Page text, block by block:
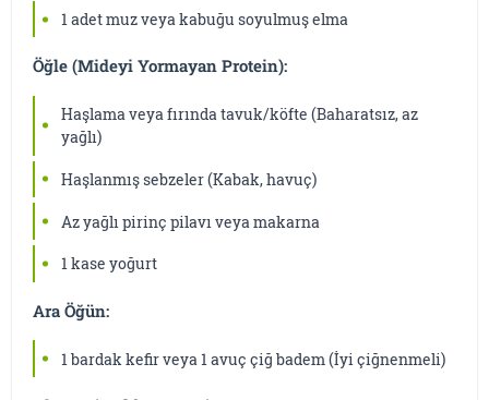
1 adet muz veya kabuğu soyulmuş elma
Öğle (Mideyi Yormayan Protein):
Haşlama veya fırında tavuk/köfte (Baharatsız, az
yağlı)
Haşlanmış sebzeler (Kabak, havuç)
Az yağlı pirinç pilavı veya makarna
1 kase yoğurt
Ara Öğün:
1 bardak kefir veya 1 avuç çiğ badem (İyi çiğnenmeli)